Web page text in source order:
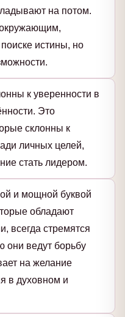
на потом.
истины, но
к уверенности в
Это
склонны к
личных целей,
стать лидером.
и мощной буквой
обладают
всегда стремятся
они ведут борьбу
на желание
в духовном и